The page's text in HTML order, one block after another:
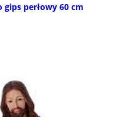
gips perłowy 60 cm